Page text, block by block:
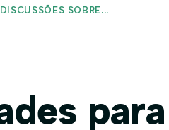
SOBRE...
para